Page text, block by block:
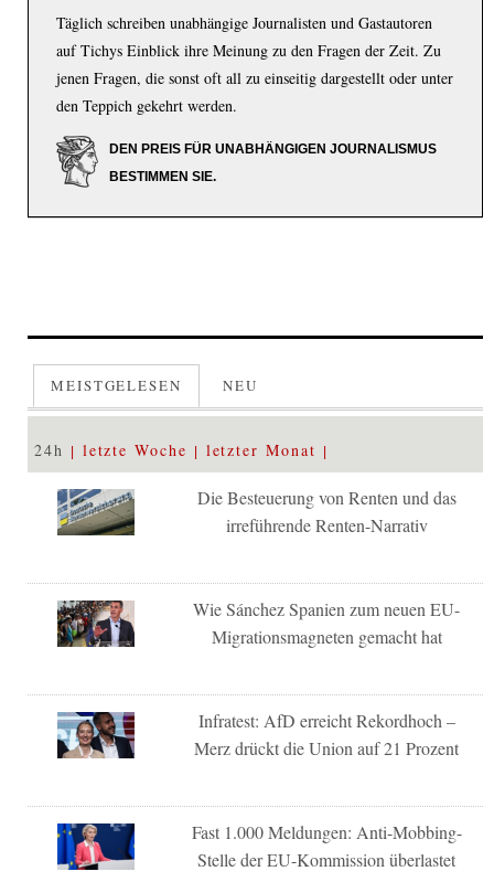
Täglich schreiben unabhängige Journalisten und Gastautoren
auf Tichys Einblick ihre Meinung zu den Fragen der Zeit. Zu
jenen Fragen, die sonst oft all zu einseitig dargestellt oder unter
den Teppich gekehrt werden.
DEN PREIS FÜR UNABHÄNGIGEN JOURNALISMUS
BESTIMMEN SIE.
MEISTGELESEN NEU
24h letzte Woche letzter Monat
Die Besteuerung von Renten und das
irreführende Renten-Narrativ
Wie Sánchez Spanien zum neuen EU-
Migrationsmagneten gemacht hat
Infratest: AfD erreicht Rekordhoch –
Merz drückt die Union auf 21 Prozent
Fast 1.000 Meldungen: Anti-Mobbing-
Stelle der EU-Kommission überlastet